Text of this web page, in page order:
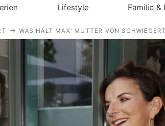
Royals
Filme & Serien
Lifestyle
Familie & Liebe
Lifestyle Familie &
WAS HÄLT MAX' MUTTER VON